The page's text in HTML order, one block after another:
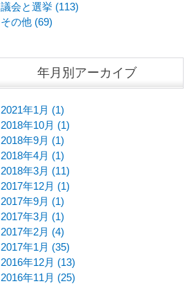
議会と選挙 (113)
その他 (69)
年月別アーカイブ
2021年1月 (1)
2018年10月 (1)
2018年9月 (1)
2018年4月 (1)
2018年3月 (11)
2017年12月 (1)
2017年9月 (1)
2017年3月 (1)
2017年2月 (4)
2017年1月 (35)
2016年12月 (13)
2016年11月 (25)